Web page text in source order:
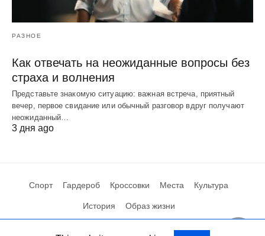
РАЗНОЕ
Как отвечать на неожиданные вопросы без
страха и волнения
Представьте знакомую ситуацию: важная встреча, приятный
вечер, первое свидание или обычный разговор вдруг получают
неожиданный…
3 дня ago
Спорт Гардероб Кроссовки Места Культура
История Образ жизни